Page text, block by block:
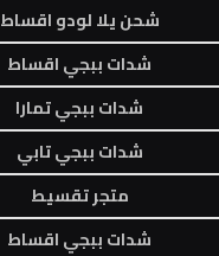
شحن يلا لودو اقساط
شدات ببجي اقساط
شدات ببجي تمارا
شدات ببجي تابي
متجر تقسيط
شدات ببجي اقساط